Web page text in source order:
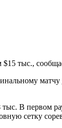
тыс.,
В первом
сетку